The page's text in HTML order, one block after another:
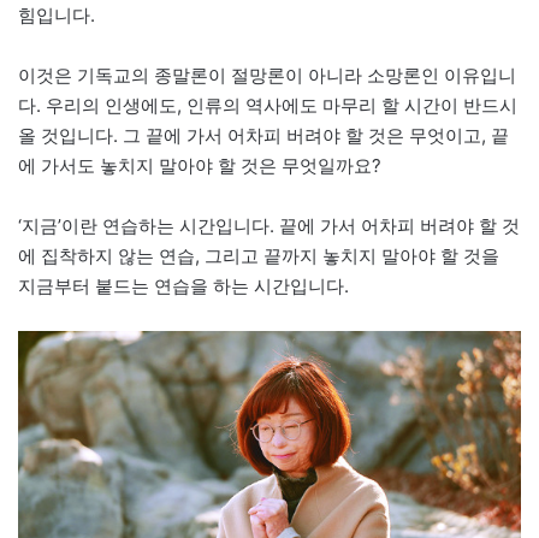
힘입니다.
이것은 기독교의 종말론이 절망론이 아니라 소망론인 이유입니
다. 우리의 인생에도, 인류의 역사에도 마무리 할 시간이 반드시
올 것입니다. 그 끝에 가서 어차피 버려야 할 것은 무엇이고, 끝
에 가서도 놓치지 말아야 할 것은 무엇일까요?
‘지금’이란 연습하는 시간입니다. 끝에 가서 어차피 버려야 할 것
에 집착하지 않는 연습, 그리고 끝까지 놓치지 말아야 할 것을
지금부터 붙드는 연습을 하는 시간입니다.